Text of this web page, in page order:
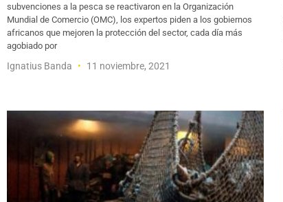
subvenciones a la pesca se reactivaron en la Organización
Mundial de Comercio (OMC), los expertos piden a los gobiernos
africanos que mejoren la protección del sector, cada día más
agobiado por
Ignatius Banda 11 noviembre, 2021